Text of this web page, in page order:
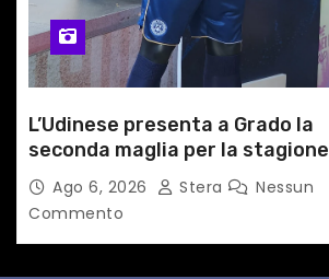
t
i
c
o
l
i
L’Udinese presenta a Grado la
seconda maglia per la stagione
2026/27
Ago 6, 2026 Stera
Nessun
Commento